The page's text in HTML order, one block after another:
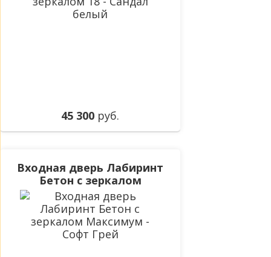
45 300 руб.
Входная дверь Лабиринт
Бетон с зеркалом
Максимум - Софт Грей